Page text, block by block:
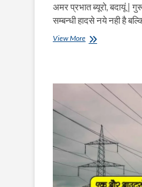
अमर प्रभात ब्यूरो, बदायूं |
सम्बन्धी हादसे नये नही है
View Moreसुरक्षा
आये
रहे
हादसे